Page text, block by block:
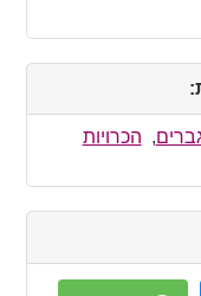
to
collapse
, הכרויות